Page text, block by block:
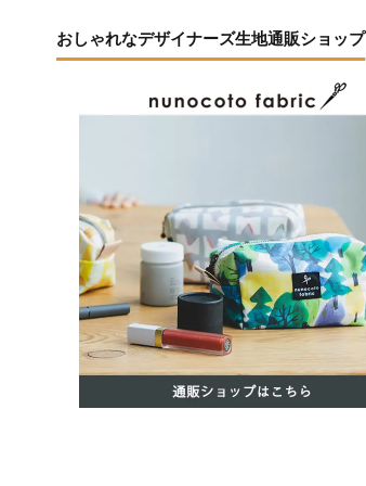
おしゃれなデザイナーズ生地通販ショップ